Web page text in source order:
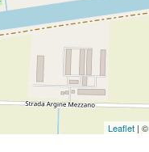
Leaflet | ©